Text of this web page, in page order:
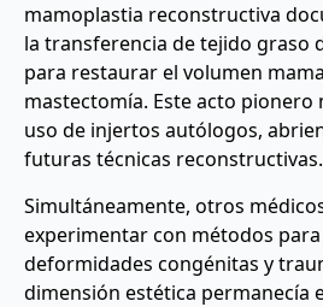
mamoplastia reconstructiva
la transferencia de tejido graso
para restaurar el volumen
mastectomía. Este acto pionero
uso de injertos autólogos,
futuras técnicas reconstructivas.
Simultáneamente, otros
experimentar con métodos
deformidades congénitas y
dimensión estética permanecía